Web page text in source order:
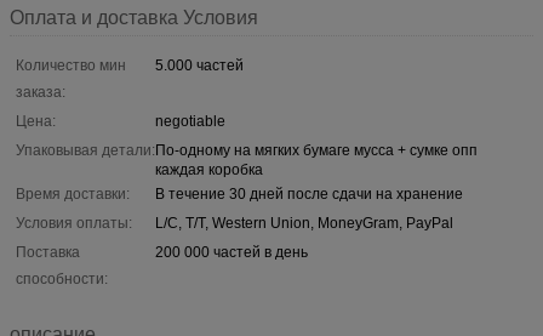
Оплата и доставка Условия
Количество мин
заказа:
5.000 частей
Цена:
negotiable
Упаковывая детали:По-одному на мягких бумаге мусса + сумке опп
каждая коробка
Время доставки:
В течение 30 дней после сдачи на хранение
Условия оплаты:
L/C, T/T, Western Union, MoneyGram, PayPal
Поставка
способности:
200 000 частей в день